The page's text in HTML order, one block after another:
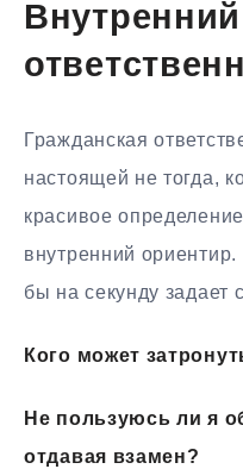
Гражданская
настоящей не тогда,
красивое
внутренний
бы на секунду задает
Кого может
Не пользуюсь ли я
отдавая взамен?